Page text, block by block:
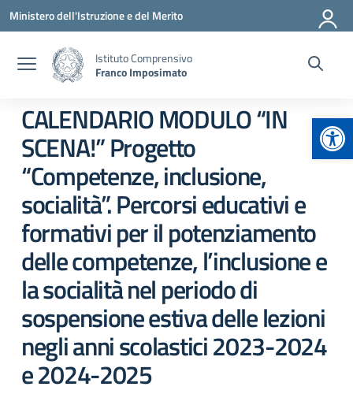
Vai ai contenuti
Vai al menu di navigazione
Vai al footer
Ministero dell'Istruzione e del Merito
Istituto Comprensivo
Franco Imposimato
CALENDARIO MODULO “IN
SCENA!” Progetto
“Competenze, inclusione,
socialità”. Percorsi educativi e
formativi per il potenziamento
delle competenze, l’inclusione e
la socialità nel periodo di
sospensione estiva delle lezioni
negli anni scolastici 2023-2024
e 2024-2025